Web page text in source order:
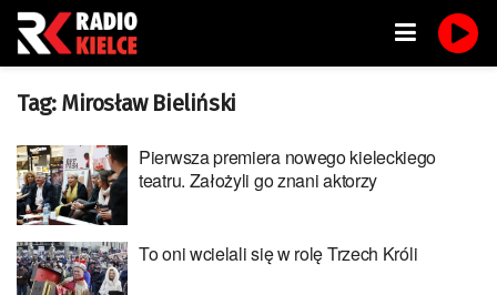
Tag: Mirosław Bieliński
Pierwsza premiera nowego kieleckiego
teatru. Założyli go znani aktorzy
To oni wcielali się w rolę Trzech Króli